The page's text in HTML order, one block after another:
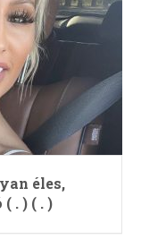
éles,
. ) ( . )